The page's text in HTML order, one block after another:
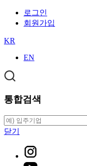
로그인
회원가입
KR
EN
통합검색
닫기